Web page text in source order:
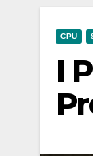
CPU
I